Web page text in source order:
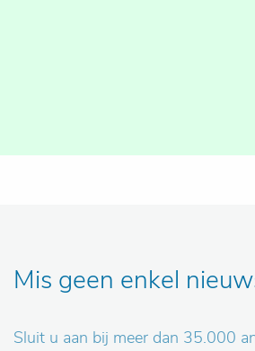
Mis geen enkel
Sluit u aan bij meer dan 35.000